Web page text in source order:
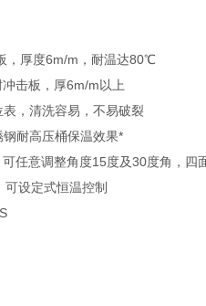
，厚度6m/m，耐温达80℃
冲击板，厚6m/m以上
表，清洗容易，不易破裂
钢耐高压桶保温效果*
可任意调整角度15度及30度角，
设定式恒温控制